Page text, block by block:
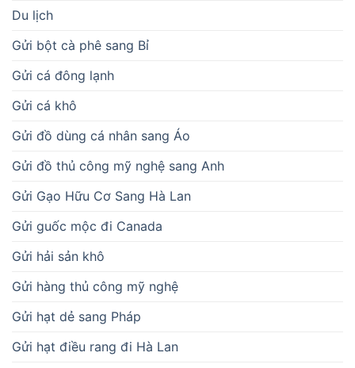
Du lịch
Gửi bột cà phê sang Bỉ
Gửi cá đông lạnh
Gửi cá khô
Gửi đồ dùng cá nhân sang Áo
Gửi đồ thủ công mỹ nghệ sang Anh
Gửi Gạo Hữu Cơ Sang Hà Lan
Gửi guốc mộc đi Canada
Gửi hải sản khô
Gửi hàng thủ công mỹ nghệ
Gửi hạt dẻ sang Pháp
Gửi hạt điều rang đi Hà Lan